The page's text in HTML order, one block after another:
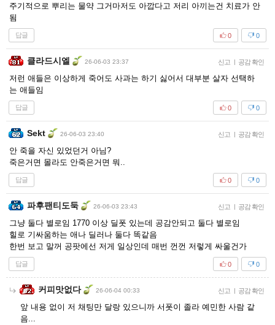
주기적으로 뿌리는 물약 그거마저도 아깝다고 저리 아끼는건 치료가 안
됨
답글 0
0
클라드시엘 26-06-03 23:37 신고 | 공감 확인
저런 애들은 이상하게 죽어도 사과는 하기 싫어서 대부분 살자 선택하
는 애들임
답글 0
0
Sekt 26-06-03 23:40 신고 | 공감 확인
안 죽을 자신 있었던거 아님?
죽은거면 몰라도 안죽은거면 뭐..
답글 0
0
파후팬티도둑 26-06-03 23:43 신고 | 공감 확인
그냥 둘다 별로임 1770 이상 딜폿 있는데 공감안되고 둘다 별로임
힐로 기싸움하는 애나 딜러나 둘다 똑같음
한번 보고 말꺼 공팟에선 저게 일상인데 매번 껀껀 저렇게 싸울건가
답글 0
0
커피맛없다 26-06-04 00:33 신고 | 공감 확인
앞 내용 없이 저 채팅만 달랑 있으니까 서폿이 졸라 예민한 사람 같
음...